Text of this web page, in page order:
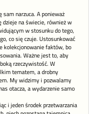
narzuca. A ponieważ
na świecie, również w
w stosunku do tego,
co się czuje. Ustosunkować
kolekcjonowanie faktów, bo
Ważne jest to, aby
rzeczywistość. W
tematem, a drobny
My widzimy i pozwalamy
otacza, a wydarzenie samo
i jeden środek przetwarzania